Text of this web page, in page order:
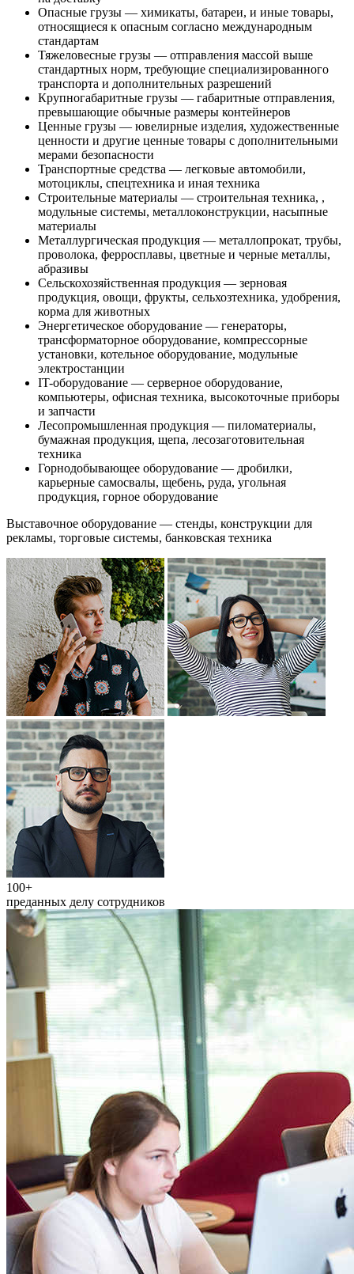
Опасные грузы — химикаты, батареи, и иные товары,
относящиеся к опасным согласно международным
стандартам
Тяжеловесные грузы — отправления массой выше
стандартных норм, требующие специализированного
транспорта и дополнительных разрешений
Крупногабаритные грузы — габаритные отправления,
превышающие обычные размеры контейнеров
Ценные грузы — ювелирные изделия, художественные
ценности и другие ценные товары с дополнительными
мерами безопасности
Транспортные средства — легковые автомобили,
мотоциклы, спецтехника и иная техника
Строительные материалы — строительная техника, ,
модульные системы, металлоконструкции, насыпные
материалы
Металлургическая продукция — металлопрокат, трубы,
проволока, ферросплавы, цветные и черные металлы,
абразивы
Сельскохозяйственная продукция — зерновая
продукция, овощи, фрукты, сельхозтехника, удобрения,
корма для животных
Энергетическое оборудование — генераторы,
трансформаторное оборудование, компрессорные
установки, котельное оборудование, модульные
электростанции
IT-оборудование — серверное оборудование,
компьютеры, офисная техника, высокоточные приборы
и запчасти
Лесопромышленная продукция — пиломатериалы,
бумажная продукция, щепа, лесозаготовительная
техника
Горнодобывающее оборудование — дробилки,
карьерные самосвалы, щебень, руда, угольная
продукция, горное оборудование
Выставочное оборудование — стенды, конструкции для
рекламы, торговые системы, банковская техника
100+
преданных делу сотрудников